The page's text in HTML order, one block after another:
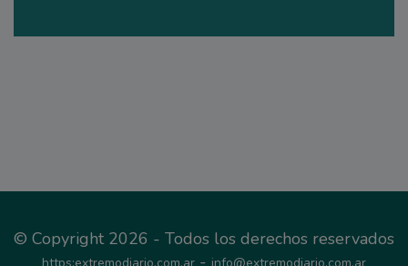
© Copyright 2026 - Todos los derechos reservados
-